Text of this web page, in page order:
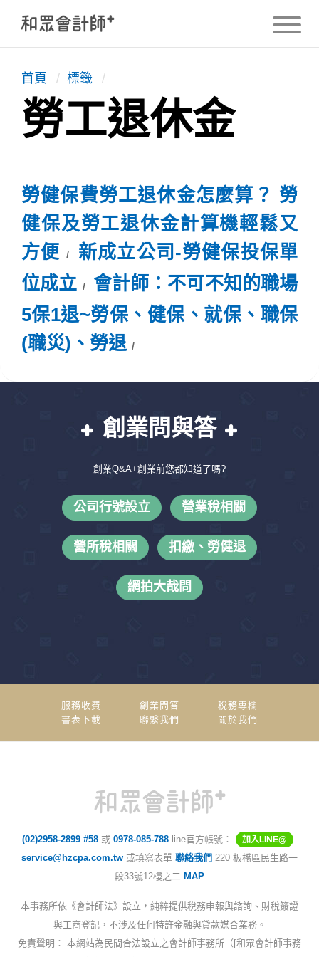
首頁 / 標籤 /
勞工退休金
勞健保費勞工退休金怎麼算？ 勞
健保及勞工退休金計算機輕鬆又
方便
新成立公司-勞健保投保單
位成立
會計師：不可不知的職場
5保1退~勞保、健保、就保、職保
(職災)、勞退
創業問與答
創業Q&A+創業前您都知道了嗎?
公司行號設立 營業稅相關
營所稅相關 扣繳、勞健退
網拍大哉問
服務收費 創業問答
稅務專欄
書表下載
聯繫我們 關於我們
(02)2958-2899 #58 或 0978-085-788 line官方帳號： 加入LINE@
service@hzcpa.com.tw 或填寫表單 聯絡我們 220 板橋區民生路一
段33號12樓之二 MAP
本事務所依《會計師法》設立，純粹提供稅務申報與諮詢、財稅簽證
與工商登記，不涉及任何特許金融與貸款媒合業務。
免責聲明： 本網站為民間合法設立之會計師事務所（[和眾會計師事務